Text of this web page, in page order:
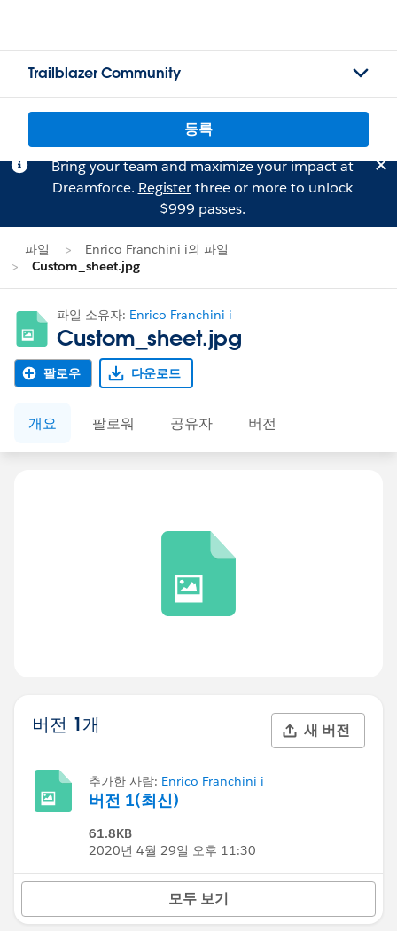
Trailblazer Community
등록
Bring your team and maximize your impact at
Dreamforce. Registerthree or more to unlock
$999 passes.
파일
Enrico Franchini i의 파일
Custom_sheet.jpg
파일 소유자: Enrico Franchini i
Custom_sheet.jpg
팔로우 다운로드
개요 팔로워 공유자 버전
버전 1개 새 버전
추가한 사람: Enrico Franchini i
버전 1(최신)
61.8KB
2020년 4월 29일 오후 11:30
모두 보기